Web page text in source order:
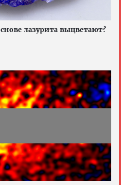
лазурита выцветают?